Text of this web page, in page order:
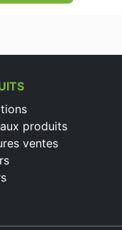
produits
ventes